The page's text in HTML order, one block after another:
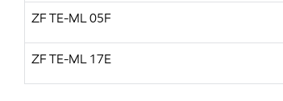
ZF TE-ML 05F
ZF TE-ML 17E